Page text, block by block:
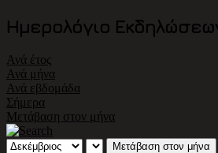
Ημερολόγιο
Ανά έτος
Ανά μήνα
Ανά εβδομάδα
Σήμερα
Μετάβαση στον μήνα
Μετάβαση στον μήνα